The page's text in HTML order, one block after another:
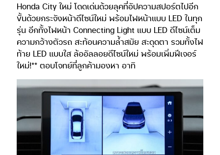
Honda City ใหม่ โดดเด่นด้วยลุคที่อัปความสปอร์ตไปอีก
ขั้นด้วยกระจังหน้าดีไซน์ใหม่ พร้อมไฟหน้าแบบ LED ในทุก
รุ่น อีกทั้งไฟหน้า Connecting Light แบบ LED ดีไซน์เต็ม
ความกว้างตัวรถ สะท้อนความล้ำสมัย สะดุดตา รวมทั้งไฟ
ท้าย LED แบบใส ล้ออัลลอยดีไซน์ใหม่ พร้อมเพิ่มฟีเจอร์
ใหม่!** ตอบโจทย์ที่ลูกค้ามองหา อาทิ